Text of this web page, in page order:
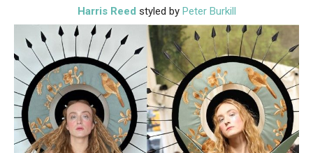
Harris Reed styled by Peter Burkill